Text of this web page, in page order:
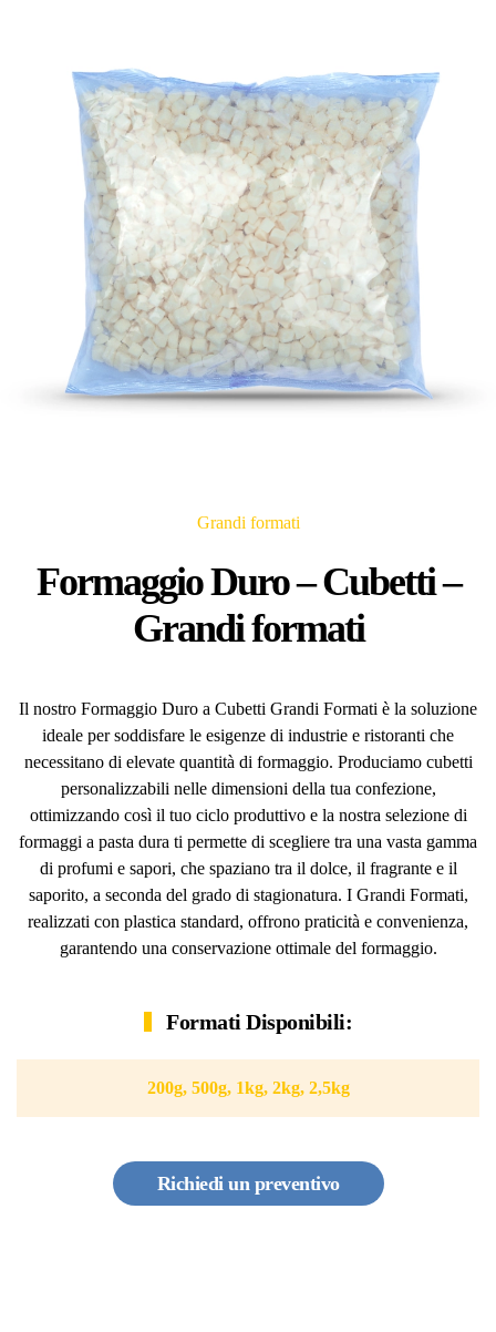
Grandi formati
Formaggio Duro – Cubetti –
Grandi formati
Il nostro Formaggio Duro a Cubetti Grandi Formati è la soluzione
ideale per soddisfare le esigenze di industrie e ristoranti che
necessitano di elevate quantità di formaggio. Produciamo cubetti
personalizzabili nelle dimensioni della tua confezione,
ottimizzando così il tuo ciclo produttivo e la nostra selezione di
formaggi a pasta dura ti permette di scegliere tra una vasta gamma
di profumi e sapori, che spaziano tra il dolce, il fragrante e il
saporito, a seconda del grado di stagionatura. I Grandi Formati,
realizzati con plastica standard, offrono praticità e convenienza,
garantendo una conservazione ottimale del formaggio.
Formati Disponibili:
200g, 500g, 1kg, 2kg, 2,5kg
Richiedi un preventivo